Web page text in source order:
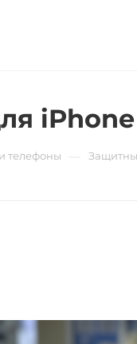
телефоны